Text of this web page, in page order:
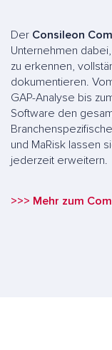
Der Consileon
Unternehmen
zu erkennen,
dokumentieren.
GAP-Analyse bis
Software den
und MaRisk lassen
jederzeit erweitern.
>>> Mehr zum